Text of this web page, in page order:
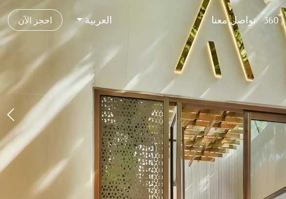
360 تواصل معنا العربية احجز الآن
